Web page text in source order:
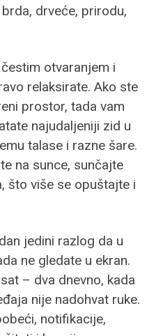
drveće, prirodu,
otvaranjem i
relaksirate. Ako ste
prostor, tada vam
najudaljeniji zid u
talase i razne šare.
na sunce, sunčajte
što više se opuštajte i
jedini razlog da u
ne gledate u ekran.
– dva dnevno, kada
nije nadohvat ruke.
notifikacije,